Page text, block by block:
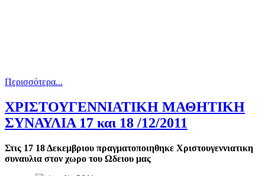
Περισσότερα...
ΧΡΙΣΤΟΥΓΕΝΝΙΑΤΙΚΗ ΜΑΘΗΤΙΚΗ
ΣΥΝΑΥΛΙΑ 17 και 18 /12/2011
Στις 17 18 Δεκεμβριου πραγματοποιηθηκε Xριστουγεννιατικη
συναυλια στον χωρο του Ωδειου μας